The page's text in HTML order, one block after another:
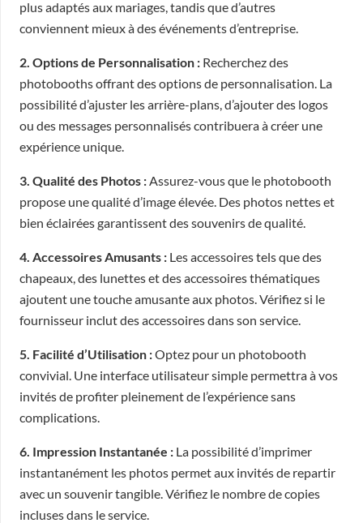
plus adaptés aux mariages, tandis que d’autres
conviennent mieux à des événements d’entreprise.
2. Options de Personnalisation : Recherchez des
photobooths offrant des options de personnalisation. La
possibilité d’ajuster les arrière-plans, d’ajouter des logos
ou des messages personnalisés contribuera à créer une
expérience unique.
3. Qualité des Photos :Assurez-vous que le photobooth
propose une qualité d’image élevée. Des photos nettes et
bien éclairées garantissent des souvenirs de qualité.
4. Accessoires Amusants : Les accessoires tels que des
chapeaux, des lunettes et des accessoires thématiques
ajoutent une touche amusante aux photos. Vérifiez si le
fournisseur inclut des accessoires dans son service.
5. Facilité d’Utilisation :Optez pour un photobooth
convivial. Une interface utilisateur simple permettra à vos
invités de profiter pleinement de l’expérience sans
complications.
6. Impression Instantanée : La possibilité d’imprimer
instantanément les photos permet aux invités de repartir
avec un souvenir tangible. Vérifiez le nombre de copies
incluses dans le service.